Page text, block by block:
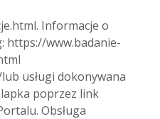
Informacje o
https://www.badanie-
usługi dokonywana
poprzez link
Obsługa